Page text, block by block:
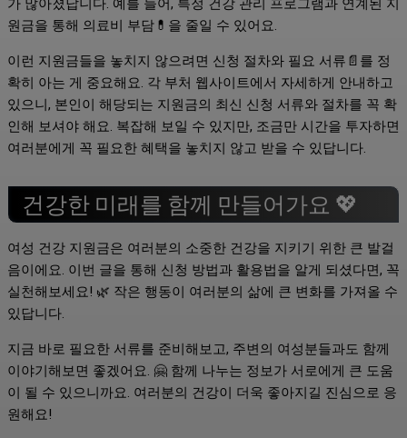
가 많아졌답니다. 예를 들어, 특정 건강 관리 프로그램과 연계된 지
원금을 통해 의료비 부담💊을 줄일 수 있어요.
이런 지원금들을 놓치지 않으려면 신청 절차와 필요 서류📄를 정
확히 아는 게 중요해요. 각 부처 웹사이트에서 자세하게 안내하고
있으니, 본인이 해당되는 지원금의 최신 신청 서류와 절차를 꼭 확
인해 보셔야 해요. 복잡해 보일 수 있지만, 조금만 시간을 투자하면
여러분에게 꼭 필요한 혜택을 놓치지 않고 받을 수 있답니다.
건강한 미래를 함께 만들어가요 💖
여성 건강 지원금은 여러분의 소중한 건강을 지키기 위한 큰 발걸
음이에요. 이번 글을 통해 신청 방법과 활용법을 알게 되셨다면, 꼭
실천해보세요! 🌿 작은 행동이 여러분의 삶에 큰 변화를 가져올 수
있답니다.
지금 바로 필요한 서류를 준비해보고, 주변의 여성분들과도 함께
이야기해보면 좋겠어요. 🤗 함께 나누는 정보가 서로에게 큰 도움
이 될 수 있으니까요. 여러분의 건강이 더욱 좋아지길 진심으로 응
원해요!